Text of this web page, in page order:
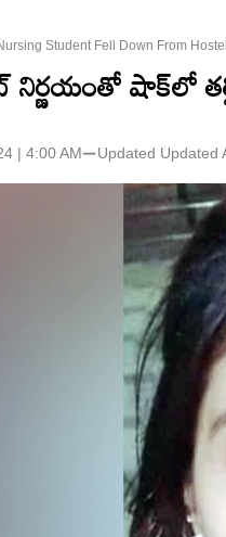
Student Fell Down From
నిర్ణయంతో షాక్‌లో
| 4:00 AM⚊Updated Updated